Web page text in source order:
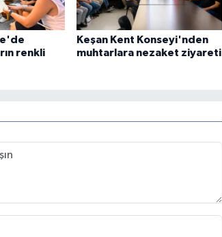
renkli
Keşan Kent Konseyi'nden
muhtarlara nezaket ziyareti